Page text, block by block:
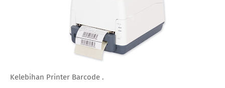
Kelebihan Printer Barcode .